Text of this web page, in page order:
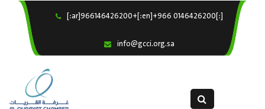
[:ar]966146426200+[:en]+966 0146426200[:]
info@gcci.org.sa ×
Our Services